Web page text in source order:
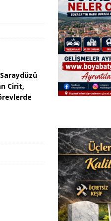
Cirit,